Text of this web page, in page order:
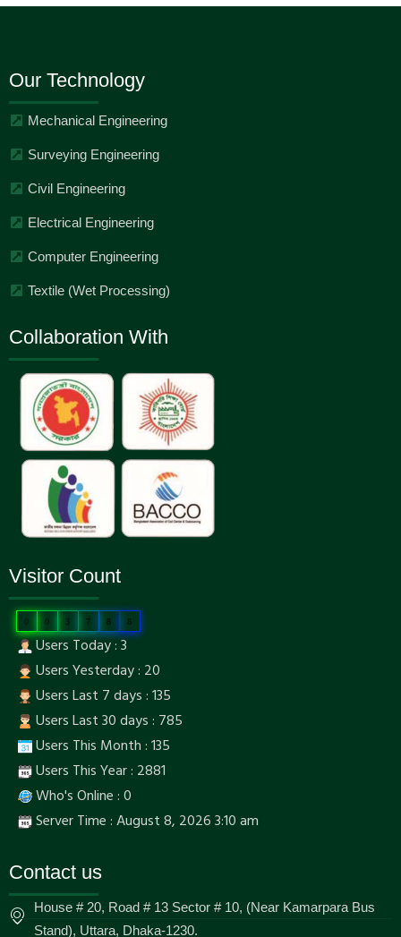
Our Technology
Mechanical Engineering
Surveying Engineering
Civil Engineering
Electrical Engineering
Computer Engineering
Textile (Wet Processing)
Collaboration With
Visitor Count
0 0 3 7 8 8
Users Today : 3
Users Yesterday : 20
Users Last 7 days : 135
Users Last 30 days : 785
Users This Month : 135
Users This Year : 2881
Who's Online : 0
Server Time : August 8, 2026 3:10 am
Contact us
House # 20, Road # 13 Sector # 10, (Near Kamarpara Bus
Stand), Uttara, Dhaka-1230.